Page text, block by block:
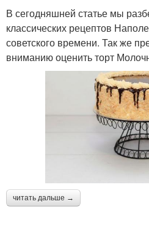
В сегодняшней статье мы
классических рецептов
советского времени. Так же
вниманию оценить торт
читать дальше →